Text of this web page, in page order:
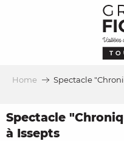
Home Spectacle
Spectacle
à Issepts